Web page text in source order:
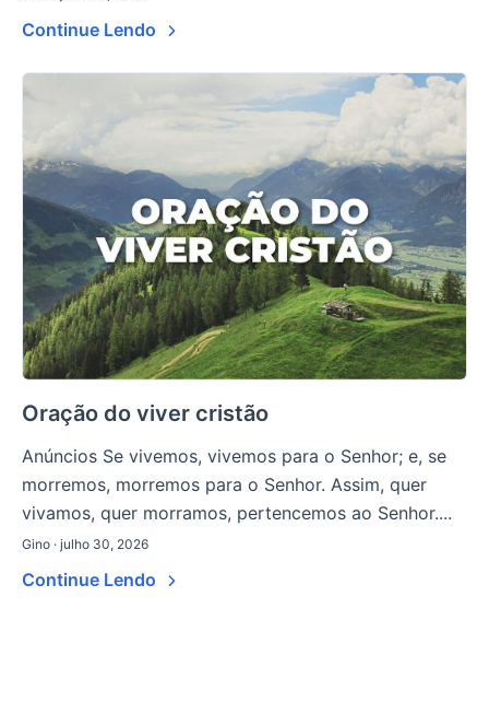
Continue Lendo
Oração do viver cristão
Anúncios Se vivemos, vivemos para o Senhor; e, se
morremos, morremos para o Senhor. Assim, quer
vivamos, quer morramos, pertencemos ao Senhor....
Gino · julho 30, 2026
Continue Lendo